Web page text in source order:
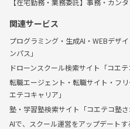
関連サービス
プログラミング・生成AI・WEBデザ
ンパス」
ドローンスクール検索サイト「コエテ
転職エージェント・転職サイト・フ
エテコキャリア」
塾・学習塾検索サイト「コエテコ塾さ
AIで、スクール運営をアップデート